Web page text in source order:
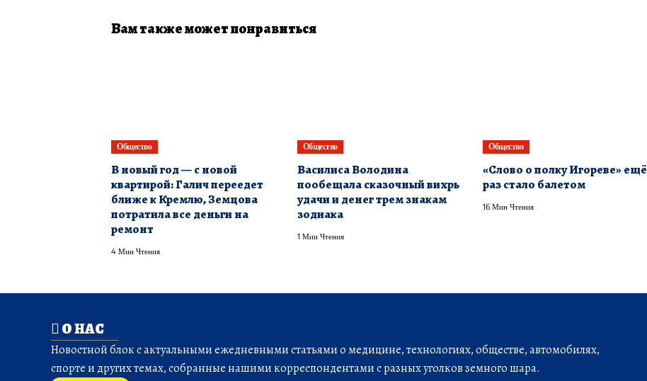
Вам также может понравиться
Общество
В новый год — с новой
квартирой: Галич переедет
ближе к Кремлю, Земцова
потратила все деньги на
ремонт
4 Мин Чтения
Общество
Василиса Володина
пообещала сказочный вихрь
удачи и денег трем знакам
зодиака
1 Мин Чтения
Общество
«Слово о полку Игореве» ещё
раз стало балетом
16 Мин Чтения
О НАС
Новостной блок с актуальными ежедневными статьями о медицине, технологиях, обществе, автомобилях,
спорте и других темах, собранные нашими корреспондентами с разных уголков земного шара.